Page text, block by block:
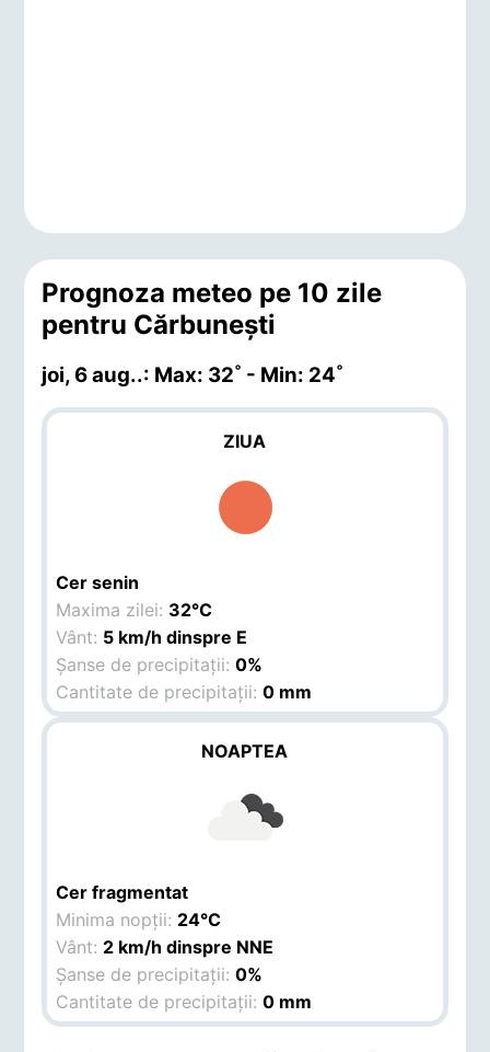
Prognoza meteo pe 10 zile
pentru Cărbuneşti
joi, 6 aug..: Max: 32˚ - Min: 24˚
ZIUA
Cer senin
Maxima zilei: 32°C
Vânt: 5 km/h dinspre E
Șanse de precipitații:0%
Cantitate de precipitații:0 mm
NOAPTEA
Cer fragmentat
Minima nopții: 24°C
Vânt: 2 km/h dinspre NNE
Șanse de precipitații:0%
Cantitate de precipitații:0 mm